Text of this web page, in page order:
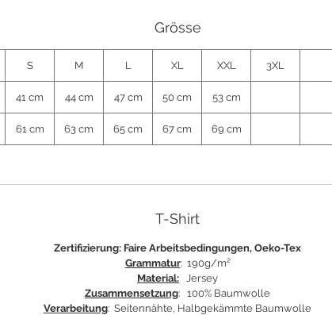
Grösse
S M L XL XXL 3XL
41 cm 44 cm 47 cm 50 cm 53 cm
61 cm 63 cm 65 cm 67 cm 69 cm
T-Shirt
Zertifizierung: Faire Arbeitsbedingungen, Oeko-Tex
Grammatur: 190g/m²
Material: Jersey
Zusammensetzung: 100% Baumwolle
Verarbeitung: Seitennähte, Halbgekämmte Baumwolle